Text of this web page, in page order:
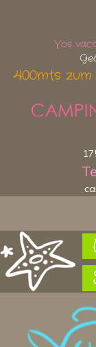
Vos
400mts